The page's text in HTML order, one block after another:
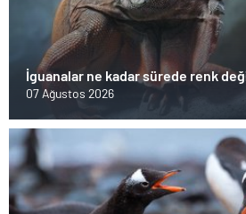
İguanalar ne kadar sürede renk
burada…
07 Ağustos 2026